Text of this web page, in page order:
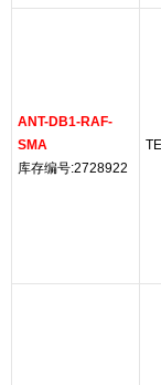
ANT-DB1-RAF-
SMA
库存编号:2728922